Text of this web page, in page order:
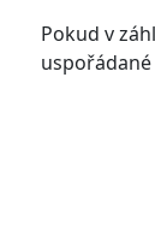
Pokud v